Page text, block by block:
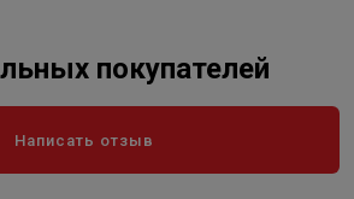
покупателей
Написать отзыв